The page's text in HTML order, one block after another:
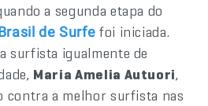
a segunda etapa do
de Surfe foi iniciada.
surfista igualmente de
Maria Amelia Autuori,
contra a melhor surfista nas